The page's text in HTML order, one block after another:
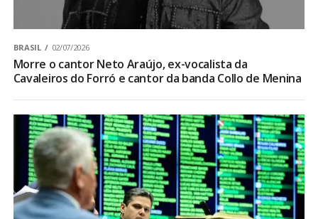
BRASIL 02/07/2026
Morre o cantor Neto Araújo, ex-vocalista da
Cavaleiros do Forró e cantor da banda Collo de Menina